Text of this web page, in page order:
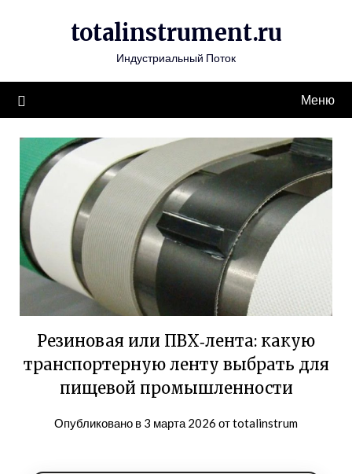
totalinstrument.ru
Индустриальный Поток
Меню
Резиновая или ПВХ‑лента: какую
транспортерную ленту выбрать для
пищевой промышленности
Опубликовано в 3 марта 2026 отtotalinstrum